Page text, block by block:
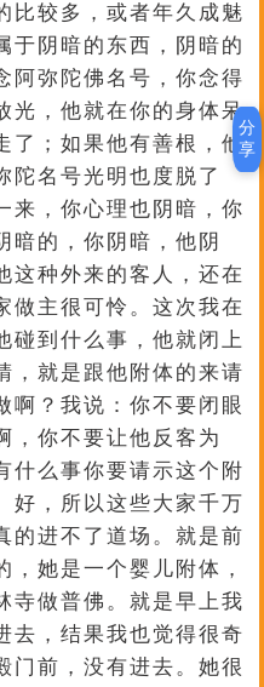
比较多，或者年久成魅
于阴暗的东西，阴暗的
阿弥陀佛名号，你念得
光，他就在你的身体呆
了；如果他有善根，他
陀名号光明也度脱了
来，你心理也阴暗，你
暗的，你阴暗，他阴
这种外来的客人，还在
做主很可怜。这次我在
碰到什么事，他就闭上
，就是跟他附体的来请
啊？我说：你不要闭眼
，你不要让他反客为
什么事你要请示这个附
好，所以这些大家千万
的进不了道场。就是前
她是一个婴儿附体，
寺做普佛。就是早上我
去，结果我也觉得很奇
门前，没有进去。她很
分
享